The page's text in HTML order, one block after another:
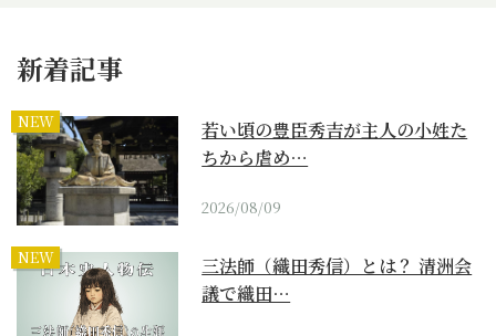
新着記事
NEW
若い頃の豊臣秀吉が主人の小姓た
ちから虐め…
2026/08/09
NEW
三法師（織田秀信）とは？ 清洲会
議で織田…